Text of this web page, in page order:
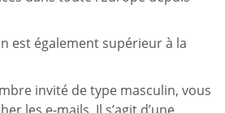
est également supérieur à la
invité de type masculin, vous